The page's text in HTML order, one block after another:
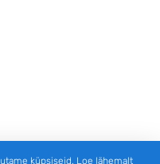
küpsiseid. Loe lähemalt